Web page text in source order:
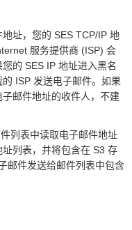
址，您的 SES TCP/IP 地
服务提供商 (ISP) 会
的 SES IP 地址进入黑名
ISP 发送电子邮件。如果
邮件地址的收件人，不建
列表中读取电子邮件地址
列表，并将包含在 S3 存
邮件发送给邮件列表中包含